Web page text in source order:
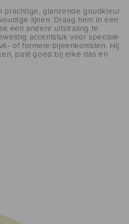
prachtige, glanzende goudkleur
lijnen. Draag hem in een
een andere uitstraling te
accentstuk voor speciale
of formele bijeenkomsten. Hij
past goed bij elke das en